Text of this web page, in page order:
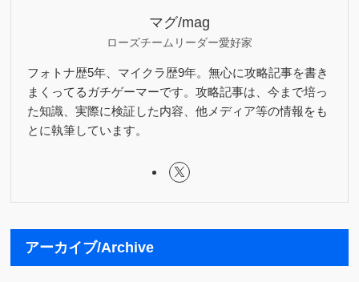
マグ/mag
ローズチームリーダー愛好家
フォトナ歴5年、マイクラ歴9年。無心に攻略記事を書き
まくってるガチゲーマーです。攻略記事は、今まで培っ
た知識、実際に検証した内容、他メディア等の情報をも
とに執筆しています。
アーカイブ/Archive